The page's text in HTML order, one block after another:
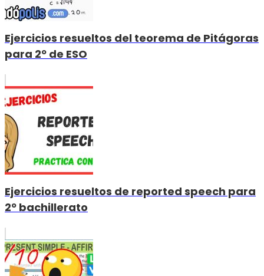
Ejercicios resueltos del teorema de Pitágoras
para 2º de ESO
Ejercicios resueltos de reported speech para
2º bachillerato